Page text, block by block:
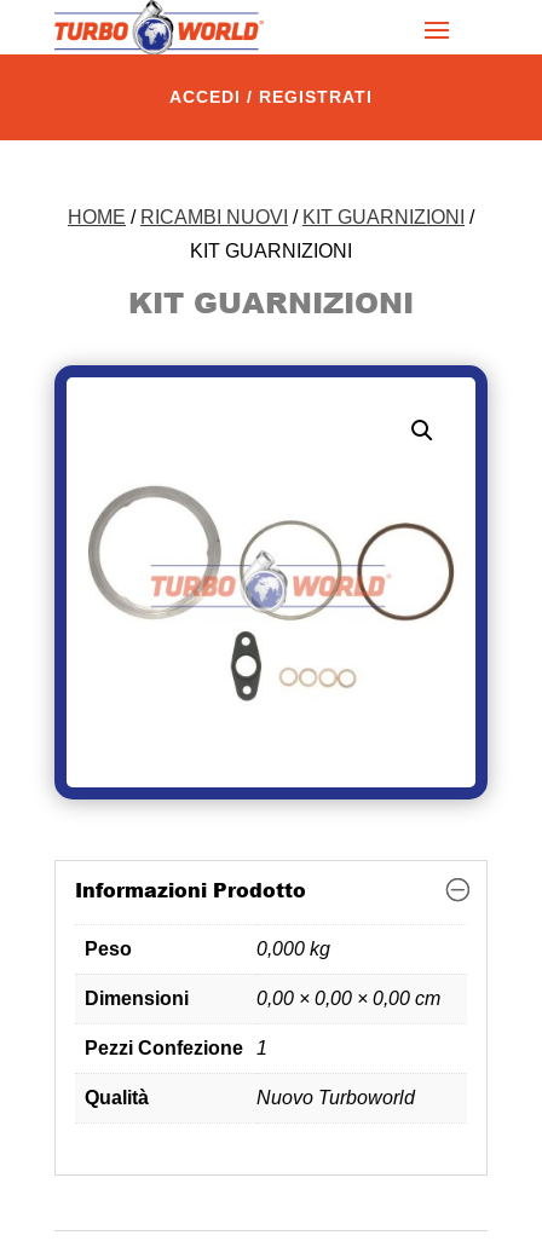
ACCEDI / REGISTRATI
HOME / RICAMBI NUOVI / KIT GUARNIZIONI
/
KIT GUARNIZIONI
KIT GUARNIZIONI
Informazioni Prodotto
Peso 0,000 kg
Dimensioni 0,00 × 0,00 × 0,00 cm
Pezzi Confezione 1
Qualità Nuovo Turboworld